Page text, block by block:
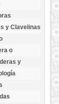
y Clavelinas
o
y